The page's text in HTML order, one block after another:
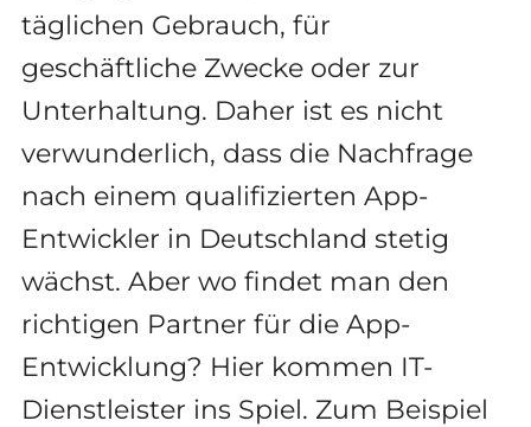
täglichen Gebrauch, für
geschäftliche Zwecke oder zur
Unterhaltung. Daher ist es nicht
verwunderlich, dass die Nachfrage
nach einem qualifizierten App-
Entwickler in Deutschland stetig
wächst. Aber wo findet man den
richtigen Partner für die App-
Entwicklung? Hier kommen IT-
Dienstleister ins Spiel. Zum Beispiel